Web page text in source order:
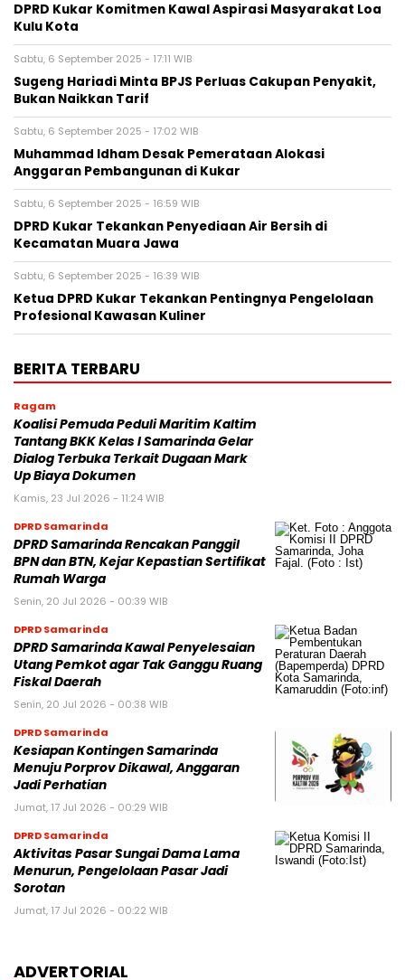
DPRD Kukar Komitmen Kawal Aspirasi Masyarakat Loa
Kulu Kota
Sabtu, 6 September 2025 - 17:11 WIB
Sugeng Hariadi Minta BPJS Perluas Cakupan Penyakit,
Bukan Naikkan Tarif
Sabtu, 6 September 2025 - 17:02 WIB
Muhammad Idham Desak Pemerataan Alokasi
Anggaran Pembangunan di Kukar
Sabtu, 6 September 2025 - 16:59 WIB
DPRD Kukar Tekankan Penyediaan Air Bersih di
Kecamatan Muara Jawa
Sabtu, 6 September 2025 - 16:39 WIB
Ketua DPRD Kukar Tekankan Pentingnya Pengelolaan
Profesional Kawasan Kuliner
BERITA TERBARU
Ragam
Koalisi Pemuda Peduli Maritim Kaltim
Tantang BKK Kelas I Samarinda Gelar
Dialog Terbuka Terkait Dugaan Mark
Up Biaya Dokumen
Kamis, 23 Jul 2026 - 11:24 WIB
DPRD Samarinda
DPRD Samarinda Rencakan Panggil
BPN dan BTN, Kejar Kepastian Sertifikat
Rumah Warga
Senin, 20 Jul 2026 - 00:39 WIB
DPRD Samarinda
DPRD Samarinda Kawal Penyelesaian
Utang Pemkot agar Tak Ganggu Ruang
Fiskal Daerah
Senin, 20 Jul 2026 - 00:38 WIB
DPRD Samarinda
Kesiapan Kontingen Samarinda
Menuju Porprov Dikawal, Anggaran
Jadi Perhatian
Jumat, 17 Jul 2026 - 00:29 WIB
DPRD Samarinda
Aktivitas Pasar Sungai Dama Lama
Menurun, Pengelolaan Pasar Jadi
Sorotan
Jumat, 17 Jul 2026 - 00:22 WIB
ADVERTORIAL